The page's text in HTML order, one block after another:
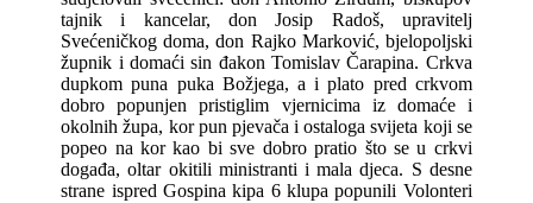
tajnik i kancelar, don Josip Radoš, upravitelj
Svećeničkog doma, don Rajko Marković, bjelopoljski
župnik i domaći sin đakon Tomislav Čarapina. Crkva
dupkom puna puka Božjega, a i plato pred crkvom
dobro popunjen pristiglim vjernicima iz domaće i
okolnih župa, kor pun pjevača i ostaloga svijeta koji se
popeo na kor kao bi sve dobro pratio što se u crkvi
događa, oltar okitili ministranti i mala djeca. S desne
strane ispred Gospina kipa 6 klupa popunili Volonteri